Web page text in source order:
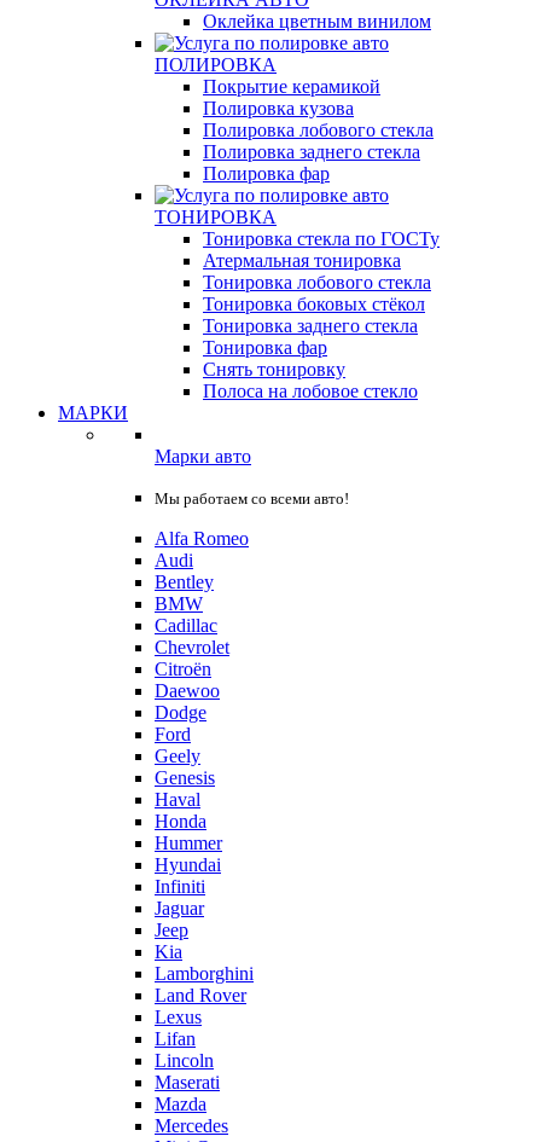
Оклейка цветным винилом
ПОЛИРОВКА
Покрытие керамикой
Полировка кузова
Полировка лобового стекла
Полировка заднего стекла
Полировка фар
ТОНИРОВКА
Тонировка стекла по ГОСТу
Атермальная тонировка
Тонировка лобового стекла
Тонировка боковых стёкол
Тонировка заднего стекла
Тонировка фар
Снять тонировку
Полоса на лобовое стекло
МАРКИ
Марки авто
Мы работаем со всеми авто!
Alfa Romeo
Audi
Bentley
BMW
Cadillac
Chevrolet
Citroën
Daewoo
Dodge
Ford
Geely
Genesis
Haval
Honda
Hummer
Hyundai
Infiniti
Jaguar
Jeep
Kia
Lamborghini
Land Rover
Lexus
Lifan
Lincoln
Maserati
Mazda
Mercedes